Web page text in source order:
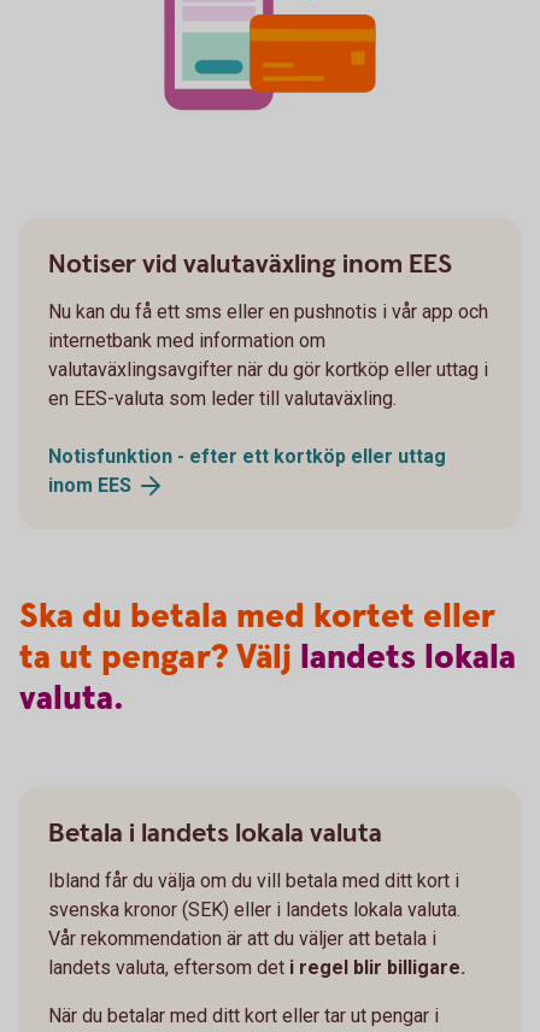
Notiser vid valutaväxling inom EES
Nu kan du få ett sms eller en pushnotis i vår app och
internetbank med information om
valutaväxlingsavgifter när du gör kortköp eller uttag i
en EES-valuta som leder till valutaväxling.
Notisfunktion - efter ett kortköp eller uttag
inom EES
Ska du betala med kortet eller
ta ut pengar? Välj landets lokala
valuta.
Betala i landets lokala valuta
Ibland får du välja om du vill betala med ditt kort i
svenska kronor (SEK) eller i landets lokala valuta.
Vår rekommendation är att du väljer att betala i
landets valuta, eftersom det i regel blir billigare.
När du betalar med ditt kort eller tar ut pengar i